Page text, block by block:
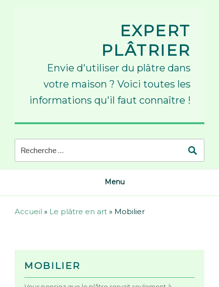
EXPERT
PLÂTRIER
Envie d'utiliser du plâtre dans
votre maison ? Voici toutes les
informations qu'il faut connaître !
Menu
Accueil » Le plâtre en art » Mobilier
MOBILIER